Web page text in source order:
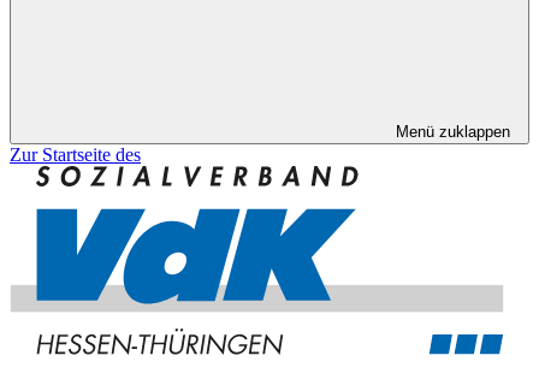
Menü zuklappen
Zur Startseite des